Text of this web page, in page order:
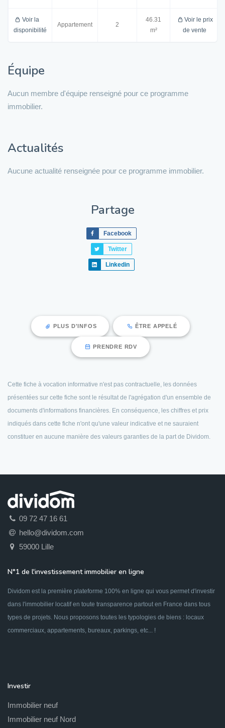
Voir la
disponibilité
Appartement 2
46.31
m²
Voir le prix
de vente
Équipe
Aucun membre d'équipe renseigné pour ce programme
immobilier.
Actualités
Aucune actualité renseignée pour ce programme immobilier.
Partage
Facebook
Twitter
Linkedin
PLUS D'INFOS ÊTRE APPELÉ
PRENDRE RDV
Cette fiche à vocation informative n'est pas contractuelle, les données
présentées sur cette fiche sont le résultat de l'agrégation d'un ensemble de
documents d'informations financières. En conséquence, les chiffres et prix
indiqués dans cette fiche n'ont qu'une valeur indicative et ne sauraient
constituer en aucune manière des valeurs garanties de la part de Dividom.
09 72 47 16 61
hello@dividom.com
59000 Lille
N°1 de l'investissement immobilier en ligne
Dividom est la première plateforme 100% en ligne qui vous permet d'investir
dans l'immobilier locatif en toute transparence partout en France dans tous
types de projets. Nous proposons toutes les typologies de biens : locaux
commerciaux, appartements, bureaux, parkings, etc... !
Investir
Immobilier neuf
Immobilier neuf Nord